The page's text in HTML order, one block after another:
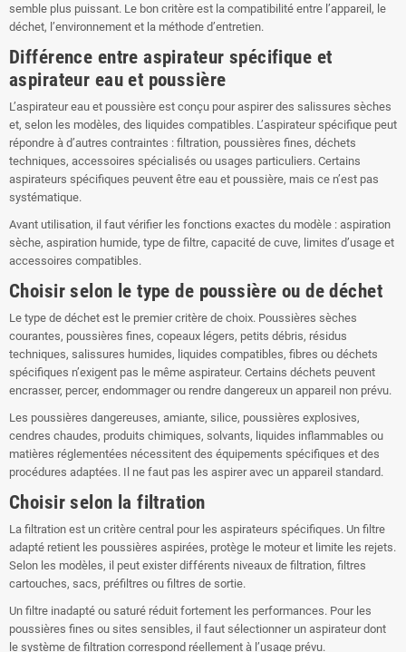
semble plus puissant. Le bon critère est la compatibilité entre l’appareil, le
déchet, l’environnement et la méthode d’entretien.
Différence entre aspirateur spécifique et
aspirateur eau et poussière
L’aspirateur eau et poussière est conçu pour aspirer des salissures sèches
et, selon les modèles, des liquides compatibles. L’aspirateur spécifique peut
répondre à d’autres contraintes : filtration, poussières fines, déchets
techniques, accessoires spécialisés ou usages particuliers. Certains
aspirateurs spécifiques peuvent être eau et poussière, mais ce n’est pas
systématique.
Avant utilisation, il faut vérifier les fonctions exactes du modèle : aspiration
sèche, aspiration humide, type de filtre, capacité de cuve, limites d’usage et
accessoires compatibles.
Choisir selon le type de poussière ou de déchet
Le type de déchet est le premier critère de choix. Poussières sèches
courantes, poussières fines, copeaux légers, petits débris, résidus
techniques, salissures humides, liquides compatibles, fibres ou déchets
spécifiques n’exigent pas le même aspirateur. Certains déchets peuvent
encrasser, percer, endommager ou rendre dangereux un appareil non prévu.
Les poussières dangereuses, amiante, silice, poussières explosives,
cendres chaudes, produits chimiques, solvants, liquides inflammables ou
matières réglementées nécessitent des équipements spécifiques et des
procédures adaptées. Il ne faut pas les aspirer avec un appareil standard.
Choisir selon la filtration
La filtration est un critère central pour les aspirateurs spécifiques. Un filtre
adapté retient les poussières aspirées, protège le moteur et limite les rejets.
Selon les modèles, il peut exister différents niveaux de filtration, filtres
cartouches, sacs, préfiltres ou filtres de sortie.
Un filtre inadapté ou saturé réduit fortement les performances. Pour les
poussières fines ou sites sensibles, il faut sélectionner un aspirateur dont
le système de filtration correspond réellement à l’usage prévu.